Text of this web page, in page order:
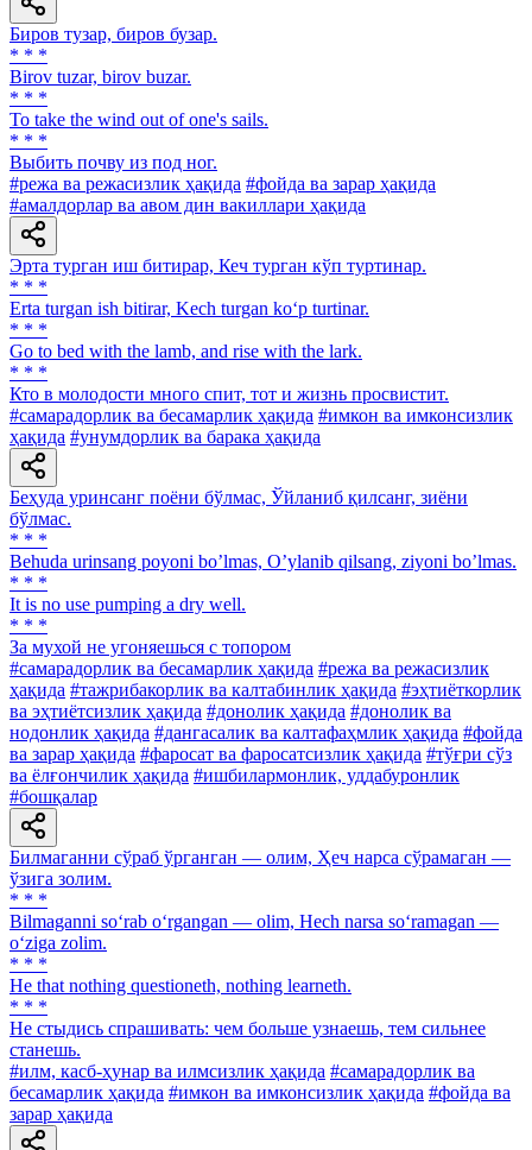
Биров тузар, биров бузар.
* * *
Birov tuzar, birov buzar.
* * *
To take the wind out of one's sails.
* * *
Выбить почву из под ног.
#режа ва режасизлик ҳақида #фойда ва зарар ҳақида
#амалдорлар ва авом дин вакиллари ҳақида
Эрта турган иш битирар, Кеч турган кўп туртинар.
* * *
Erta turgan ish bitirar, Kech turgan ko‘p turtinar.
* * *
Go to bed with the lamb, and rise with the lark.
* * *
Кто в молодости много спит, тот и жизнь просвистит.
#самарадорлик ва бесамарлик ҳақида #имкон ва имконсизлик
ҳақида #унумдорлик ва барака ҳақида
Беҳуда уринсанг поёни бўлмас, Ўйланиб қилсанг, зиёни
бўлмас.
* * *
Behuda urinsang poyoni boʼlmas, Oʼylanib qilsang, ziyoni boʼlmas.
* * *
It is no use pumping a dry well.
* * *
За мухой не угоняешься с топором
#самарадорлик ва бесамарлик ҳақида #режа ва режасизлик
ҳақида #тажрибакорлик ва калтабинлик ҳақида #эҳтиёткорлик
ва эҳтиётсизлик ҳақида #донолик ҳақида #донолик ва
нодонлик ҳақида #дангасалик ва калтафаҳмлик ҳақида #фойда
ва зарар ҳақида #фаросат ва фаросатсизлик ҳақида #тўғри сўз
ва ёлғончилик ҳақида #ишбилармонлик, уддабуронлик
#бошқалар
Билмаганни сўраб ўрганган — олим, Ҳеч нарса сўрамаган —
ўзига золим.
* * *
Bilmaganni so‘rab o‘rgangan — olim, Hech narsa so‘ramagan —
o‘ziga zolim.
* * *
He that nothing questioneth, nothing learneth.
* * *
He стыдись спрашивать: чем больше узнаешь, тем сильнее
станешь.
#илм, касб-ҳунар ва илмсизлик ҳақида #самарадорлик ва
бесамарлик ҳақида #имкон ва имконсизлик ҳақида #фойда ва
зарар ҳақида